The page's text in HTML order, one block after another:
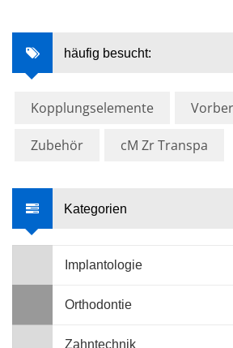
häufig besucht:
Kopplungselemente
Zubehör cM Zr Transpa
Kategorien
Implantologie
Orthodontie
Zahntechnik